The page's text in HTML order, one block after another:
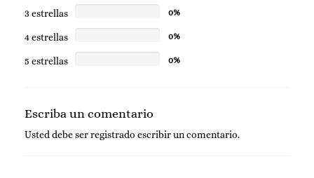
3 estrellas 0%
4 estrellas 0%
5 estrellas 0%
Escriba un comentario
Usted debe serregistrado escribir un comentario.